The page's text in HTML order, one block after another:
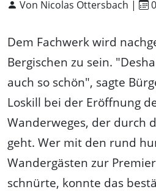
Von Nicolas Ottersbach |
Dem Fachwerk wird
Bergischen zu sein.
auch so schön", sagte
Loskill bei der Eröffnung
Wanderweges, der durch
geht. Wer mit den rund
Wandergästen zur
schnürte, konnte das